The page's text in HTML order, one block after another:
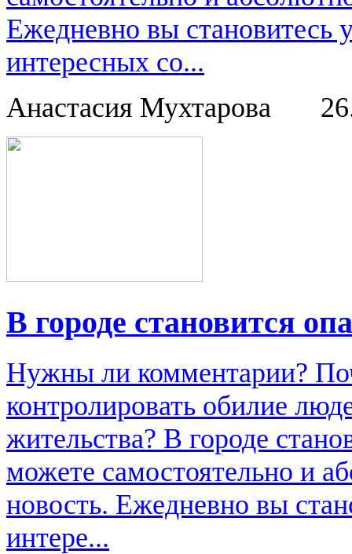
Ежедневно вы становитесь
интересных со...
Анастасия Мухтарова
В городе становится
Нужны ли комментарии?
контролировать обилие
жительства? В городе
можете самостоятельно и
новость. Ежедневно вы
интере...